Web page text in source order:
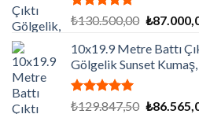
5 üzerinden
aldı
₺130.500,00 Orijinal
₺
10x19.9 Metre Battı
Gölgelik Sunset
5 üzerinden
₺129.847,50 Orijinal
₺